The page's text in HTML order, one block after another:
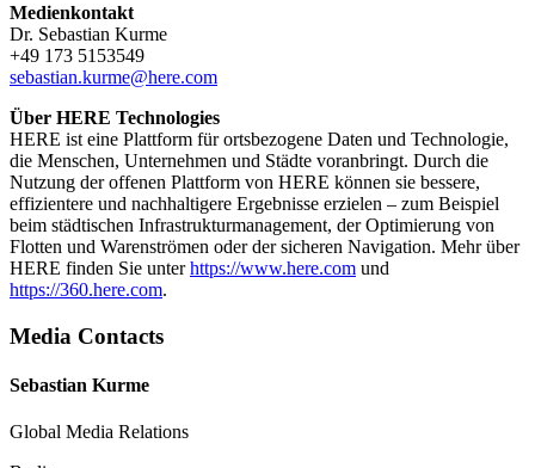
Medienkontakt
Dr. Sebastian Kurme
+49 173 5153549
sebastian.kurme@here.com
Über HERE Technologies
HERE ist eine Plattform für ortsbezogene Daten und Technologie,
die Menschen, Unternehmen und Städte voranbringt. Durch die
Nutzung der offenen Plattform von HERE können sie bessere,
effizientere und nachhaltigere Ergebnisse erzielen – zum Beispiel
beim städtischen Infrastrukturmanagement, der Optimierung von
Flotten und Warenströmen oder der sicheren Navigation. Mehr über
HERE finden Sie unterhttps://www.here.com und
https://360.here.com.
Media Contacts
Sebastian Kurme
Global Media Relations